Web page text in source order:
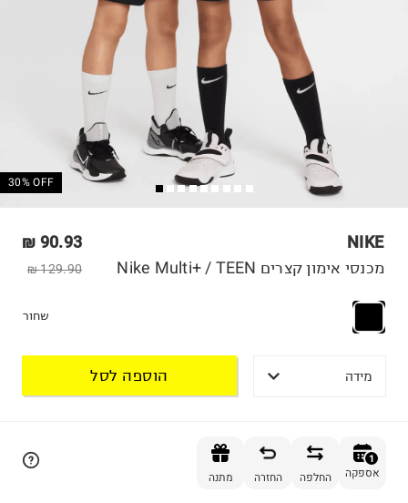
30% OFF
NIKE
90.93 ₪
129.90 ₪ מכנסי אימון קצרים Nike Multi+ / TEEN
שחור
מידה הוספה לסל
1
אספקה החלפה החזרה מתנה